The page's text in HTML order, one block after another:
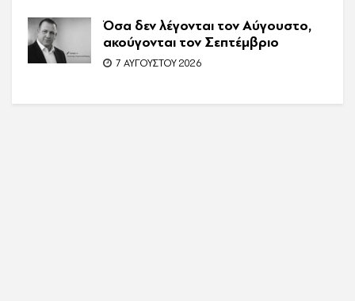
Όσα δεν λέγονται τον Αύγουστο,
ακούγονται τον Σεπτέμβριο
7 ΑΥΓΟΎΣΤΟΥ 2026